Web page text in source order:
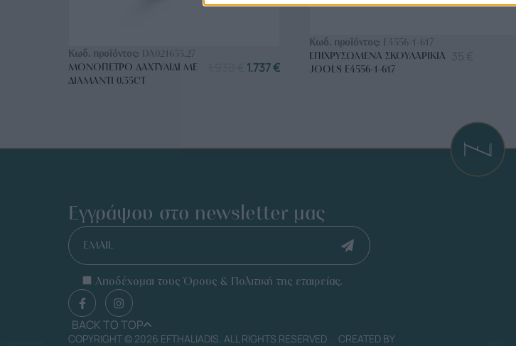
Κωδ. προϊόντος: DA021655.27
ΜΟΝΌΠΕΤΡΟ ΔΑΧΤΥΛΊΔΙ ΜΕ
ΔΙΑΜΆΝΤΙ 0.35CT
1.737€
Κωδ. προϊόντος: E4556-1-617
ΕΠΙΧΡΥΣΩΜΈΝΑ ΣΚΟΥΛΑΡΊΚΙΑ
JOOLS E4556-1-617
Εγγράψου στο newsletter μας
EMAIL
Αποδέχομαι τους Όρους & Πολιτική της εταιρείας.
BACK TO TOP
COPYRIGHT © 2026 EFTHALIADIS. ALL RIGHTS RESERVED CREATED BY